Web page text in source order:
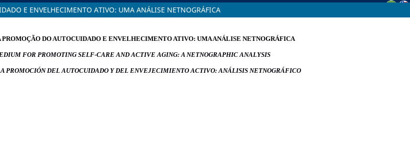
E ENVELHECIMENTO ATIVO: UMA ANÁLISE NETNOGRÁFICA